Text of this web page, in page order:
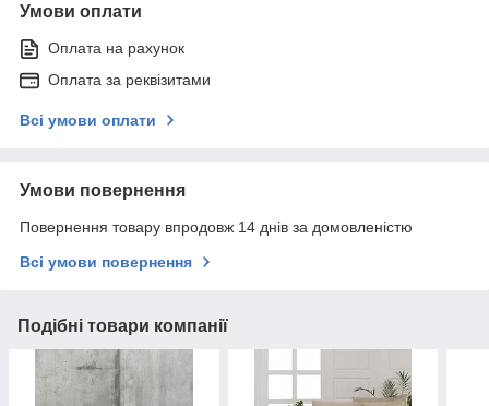
Умови оплати
Оплата на рахунок
Оплата за реквізитами
Всі умови оплати
Умови повернення
Повернення товару впродовж 14 днів за домовленістю
Всі умови повернення
Подібні товари компанії